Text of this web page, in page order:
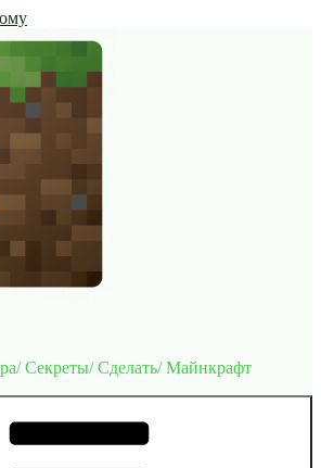
Секреты/ Сделать/ Майнкрафт